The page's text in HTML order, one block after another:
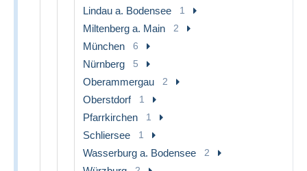
Lindau a. Bodensee 1
Miltenberg a. Main 2
München 6
Nürnberg 5
Oberammergau 2
Oberstdorf 1
Pfarrkirchen 1
Schliersee 1
Wasserburg a. Bodensee 2